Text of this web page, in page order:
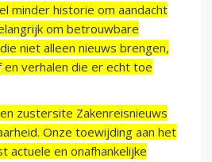
minder historie om aandacht
om betrouwbare
niet alleen nieuws brengen,
verhalen die er echt toe
zustersite Zakenreisnieuws
Onze toewijding aan het
actuele en onafhankelijke